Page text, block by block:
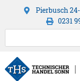
Pierbusch
0231